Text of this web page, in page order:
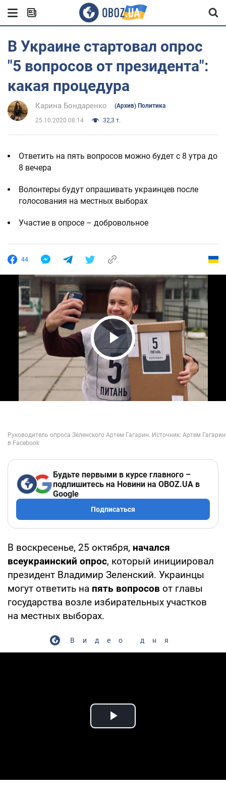
В Украине стартовал опрос
"5 вопросов от президента":
какая процедура
Карина Бондаренко (Архив) Политика
25.10.2020 08:14 32,3 т.
Ответить на пять вопросов можно будет с 8 утра до
8 вечера
Волонтеры будут опрашивать украинцев после
голосования на местных выборах
Участие в опросе – добровольное
44
Play Video
Будьте первыми в курсе главного –
подпишитесь на Новини на OBOZ.UA в
Google
Подписаться
В воскресенье, 25 октября, начался
всеукраинский опрос, который инициировал
президент Владимир Зеленский. Украинцы
могут ответить на пять вопросов от главы
государства возле избирательных участков
на местных выборах.
Видео дня
Play Video